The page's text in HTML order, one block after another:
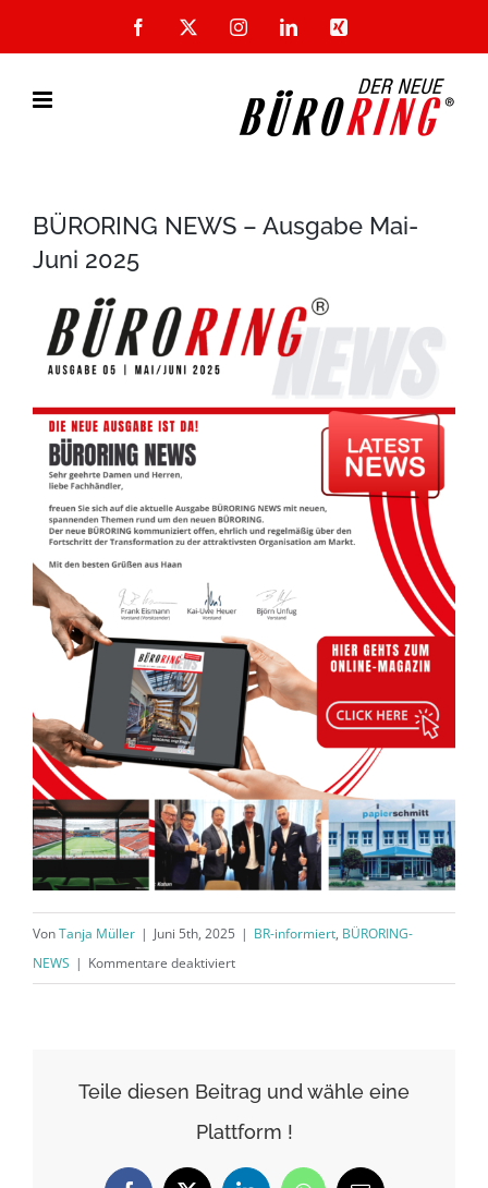
Inhalt
springen
Facebook InstagramLinkedInXing
BÜRORING NEWS – Ausgabe Mai-
Juni 2025
VonTanja Müller | Juni 5th, 2025 | BR-informiert, BÜRORING-
NEWS | Kommentare deaktiviertfür
Juni
2025
Teile diesen Beitrag und wähle eine
Plattform !